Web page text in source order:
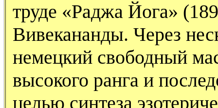
труде «Раджа Йога»
Вивекананды. Через
немецкий свободный
высокого ранга и
целью синтеза